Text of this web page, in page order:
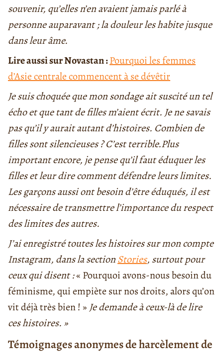
souvenir, qu’elles n’en avaient jamais parlé à
personne auparavant ; la douleur les habite jusque
dans leur âme.
Lire aussi sur Novastan :Pourquoi les femmes
d’Asie centrale commencent à se dévêtir
Je suis choquée que mon sondage ait suscité un tel
écho et que tant de filles m’aient écrit. Je ne savais
pas qu’il y aurait autant d’histoires. Combien de
filles sont silencieuses ? C’est terrible.Plus
important encore, je pense qu’il faut éduquer les
filles et leur dire comment défendre leurs limites.
Les garçons aussi ont besoin d’être éduqués, il est
nécessaire de transmettre l’importance du respect
des limites des autres.
J’ai enregistré toutes les histoires sur mon compte
Instagram, dans la sectionStories, surtout pour
ceux qui disent :« Pourquoi avons-nous besoin du
féminisme, qui empiète sur nos droits, alors qu’on
vit déjà très bien ! » Je demande à ceux-là de lire
ces histoires. »
Témoignages anonymes de harcèlement de